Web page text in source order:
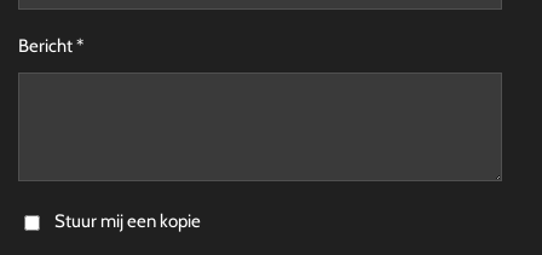
Bericht *
Stuur mij een kopie